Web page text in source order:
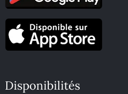
Disponibilités